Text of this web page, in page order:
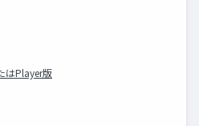
はPlayer版